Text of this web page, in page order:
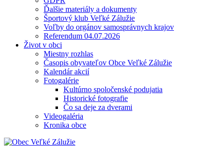
Ďalšie materiály a dokumenty
Športový klub Veľké Zálužie
Voľby do orgánov samosprávnych krajov
Referendum 04.07.2026
Život v obci
Miestny rozhlas
Časopis obyvateľov Obce Veľké Zálužie
Kalendár akcií
Fotogalérie
Kultúrno spoločenské podujatia
Historické fotografie
Čo sa deje za dverami
Videogaléria
Kronika obce